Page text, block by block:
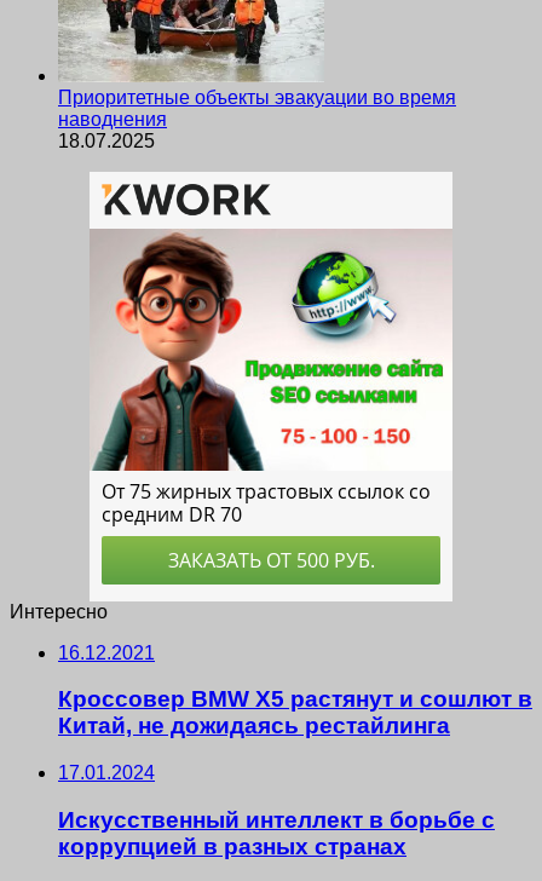
Приоритетные объекты эвакуации во время
наводнения
18.07.2025
Интересно
16.12.2021
Кроссовер BMW X5 растянут и сошлют в
Китай, не дожидаясь рестайлинга
17.01.2024
Искусственный интеллект в борьбе с
коррупцией в разных странах